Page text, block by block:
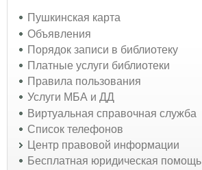
Пушкинская карта
Объявления
Порядок записи в библиотеку
Платные услуги библиотеки
Правила пользования
Услуги МБА и ДД
Виртуальная справочная служба
Список телефонов
Центр правовой информации
Бесплатная юридическая помощь